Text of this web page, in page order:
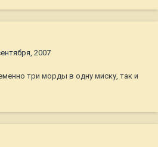
2007
три морды в одну миску, так и